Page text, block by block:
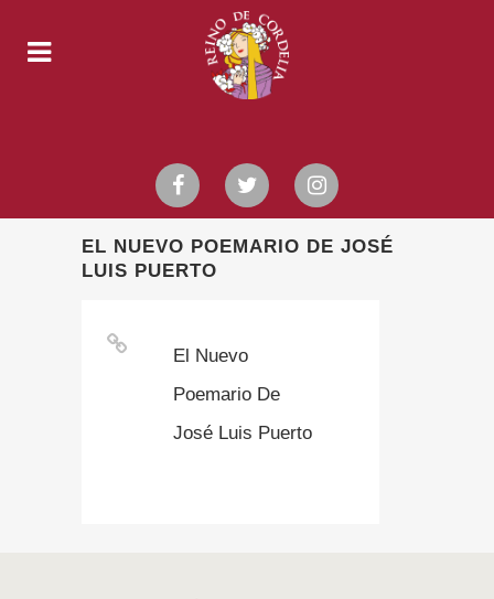
EL NUEVO POEMARIO DE JOSÉ
LUIS PUERTO
El Nuevo
Poemario De
José Luis Puerto